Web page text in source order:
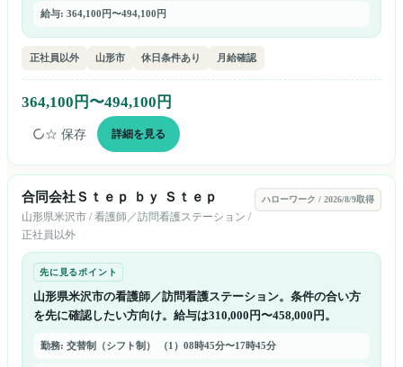
給与: 364,100円〜494,100円
正社員以外 山形市 休日条件あり 月給確認
364,100円〜494,100円
☆ 保存 詳細を見る
合同会社Ｓｔｅｐ ｂｙ Ｓｔｅｐ
山形県米沢市 / 看護師／訪問看護ステーション /
正社員以外
ハローワーク / 2026/8/9取得
先に見るポイント
山形県米沢市の看護師／訪問看護ステーション。条件の合い方
を先に確認したい方向け。給与は310,000円〜458,000円。
勤務: 交替制（シフト制） （1）08時45分〜17時45分